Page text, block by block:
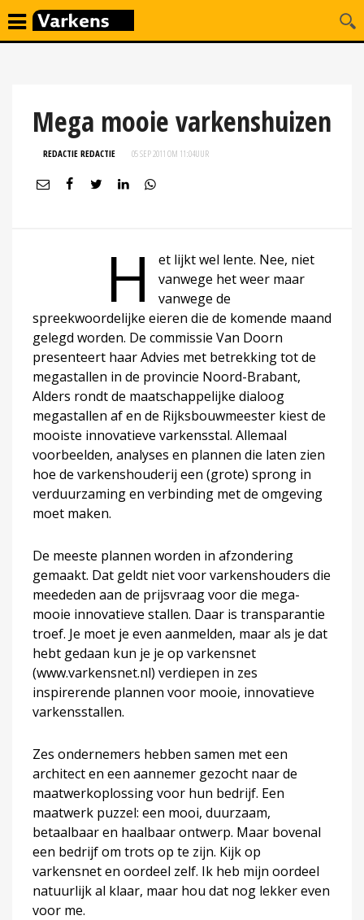
Mega mooie varkenshuizen
REDACTIE REDACTIE 05 SEP 2011 OM 11:04UUR
H
et lijkt wel lente. Nee, niet
vanwege het weer maar
vanwege de
spreekwoordelijke eieren die de komende maand
gelegd worden. De commissie Van Doorn
presenteert haar Advies met betrekking tot de
megastallen in de provincie Noord-Brabant,
Alders rondt de maatschappelijke dialoog
megastallen af en de Rijksbouwmeester kiest de
mooiste innovatieve varkensstal. Allemaal
voorbeelden, analyses en plannen die laten zien
hoe de varkenshouderij een (grote) sprong in
verduurzaming en verbinding met de omgeving
moet maken.
De meeste plannen worden in afzondering
gemaakt. Dat geldt niet voor varkenshouders die
meededen aan de prijsvraag voor die mega-
mooie innovatieve stallen. Daar is transparantie
troef. Je moet je even aanmelden, maar als je dat
hebt gedaan kun je je op varkensnet
(www.varkensnet.nl) verdiepen in zes
inspirerende plannen voor mooie, innovatieve
varkensstallen.
Zes ondernemers hebben samen met een
architect en een aannemer gezocht naar de
maatwerkoplossing voor hun bedrijf. Een
maatwerk puzzel: een mooi, duurzaam,
betaalbaar en haalbaar ontwerp. Maar bovenal
een bedrijf om trots op te zijn. Kijk op
varkensnet en oordeel zelf. Ik heb mijn oordeel
natuurlijk al klaar, maar hou dat nog lekker even
voor me.